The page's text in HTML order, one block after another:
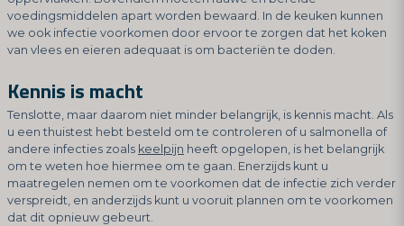
voedingsmiddelen apart worden bewaard. In de keuken kunnen
we ook infectie voorkomen door ervoor te zorgen dat het koken
van vlees en eieren adequaat is om bacteriën te doden.
Kennis is macht
Tenslotte, maar daarom niet minder belangrijk, is kennis macht. Als
u een thuistest hebt besteld om te controleren of u salmonella of
andere infecties zoals keelpijn heeft opgelopen, is het belangrijk
om te weten hoe hiermee om te gaan. Enerzijds kunt u
maatregelen nemen om te voorkomen dat de infectie zich verder
verspreidt, en anderzijds kunt u vooruit plannen om te voorkomen
dat dit opnieuw gebeurt.